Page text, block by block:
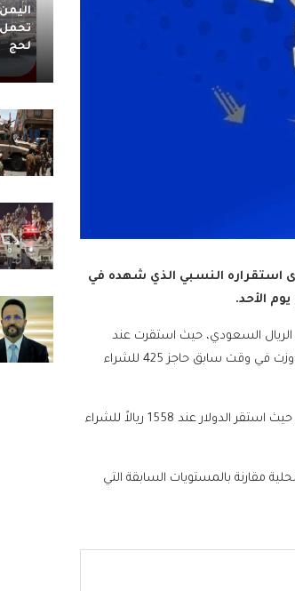
استقراره النسبي الذي شهده في
الأحد.
السعودي، حيث استقرت عند
مستوى 410 ريالات للشراء و415 ريالاً للبيع، وذلك بعد أن كانت أسعار الصرف قد تجاوزت في وقت سابق حاجز 425 للشراء
وتزامن هذا الثبات مع استمرار تراجع سعر صرف الدولار الأمريكي مقابل الريال اليمني، حيث استقر الدولار عند 1558 ريالاً للشراء
مقارنة بالمستويات السابقة التي
لحج